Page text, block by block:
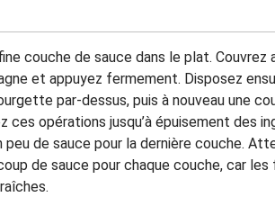
couche de sauce dans le plat. Couvrez
et appuyez fermement. Disposez
par-dessus, puis à nouveau une
ces opérations jusqu’à épuisement des
peu de sauce pour la dernière couche.
de sauce pour chaque couche, car